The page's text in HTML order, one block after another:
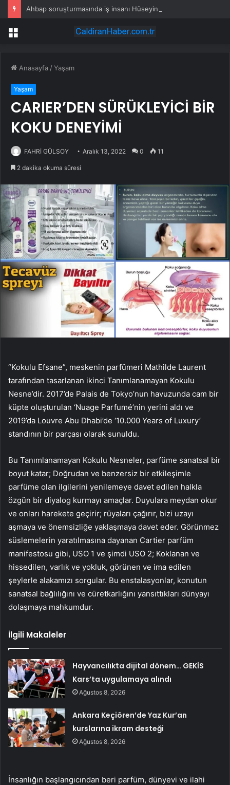
Menü
Anasayfa /Yaşam
Yaşam
CARIER’DEN SÜRÜKLEYİCİ BİR
KOKU DENEYİMİ
FAHRİ GÜLSOY Aralık 13, 2022 0 11
2 dakika okuma süresi
“Kokulu Efsane”, meskenin parfümeri Mathilde Laurent
tarafından tasarlanan ikinci Tanımlanamayan Kokulu
Nesne’dir. 2017’de Palais de Tokyo’nun havuzunda cam bir
küpte oluşturulan ‘Nuage Parfumé’nin yerini aldı ve
2019’da Louvre Abu Dhabi’de ‘10.000 Years of Luxury’
standının bir parçası olarak sunuldu.
Bu Tanımlanamayan Kokulu Nesneler, parfüme sanatsal bir
boyut katar; Doğrudan ve benzersiz bir etkileşimle
parfüme olan ilgilerini yenilemeye davet edilen halkla
özgün bir diyalog kurmayı amaçlar. Duyulara meydan okur
ve onları harekete geçirir; rüyaları çağırır, bizi uzayı
aşmaya ve önemsizliğe yaklaşmaya davet eder. Görünmez
süslemelerin yaratılmasına dayanan Cartier parfüm
manifestosu gibi, USO 1 ve şimdi USO 2; Koklanan ve
hissedilen, varlık ve yokluk, görünen ve ima edilen
şeylerle alakamızı sorgular. Bu enstalasyonlar, konutun
sanatsal bağlılığını ve cüretkarlığını yansıttıkları dünyayı
dolaşmaya mahkumdur.
İlgili Makaleler
Hayvancılıkta dijital dönem… GEKİS
Kars’ta uygulamaya alındı
Ağustos 8, 2026
Ankara Keçiören’de Yaz Kur’an
kurslarına ikram desteği
Ağustos 8, 2026
İnsanlığın başlangıcından beri parfüm, dünyevi ve ilahi